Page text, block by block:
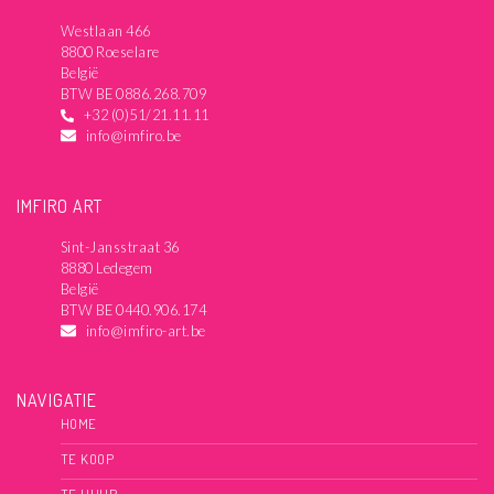
Westlaan 466
8800 Roeselare
België
BTW BE 0886.268.709
+32 (0)51/21.11.11
info@imfiro.be
IMFIRO ART
Sint-Jansstraat 36
8880 Ledegem
België
BTW BE 0440.906.174
info@imfiro-art.be
NAVIGATIE
HOME
TE KOOP